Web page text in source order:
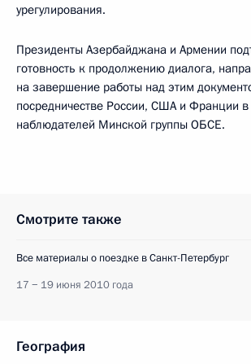
урегулирования.
Президенты Азербайджана и Армении
готовность к продолжению диалога,
на завершение работы над этим
посредничестве России, США и Франции в
наблюдателей Минской группы ОБСЕ.
Смотрите также
Все материалы о поездке в Санкт-Петербург
17 − 19 июня 2010 года
География